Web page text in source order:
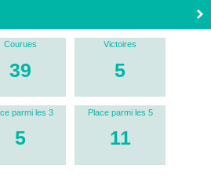
Courues
39
Victoires
5
parmi les 3
5
Place parmi les 5
11